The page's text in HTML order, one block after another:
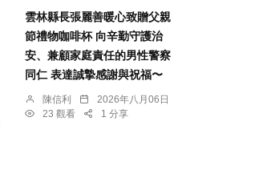
雲林縣長張麗善暖心致贈父親
節禮物咖啡杯 向辛勤守護治
安、兼顧家庭責任的男性警察
同仁 表達誠摯感謝與祝福〜
陳信利
2026年八月06日
23 觀看
1 分享